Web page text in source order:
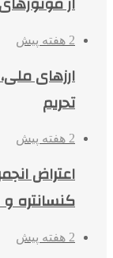
2 هفته پیش
ارزهای
تحریم
2 هفته پیش
اعتراض
کنسانتره
2 هفته پیش